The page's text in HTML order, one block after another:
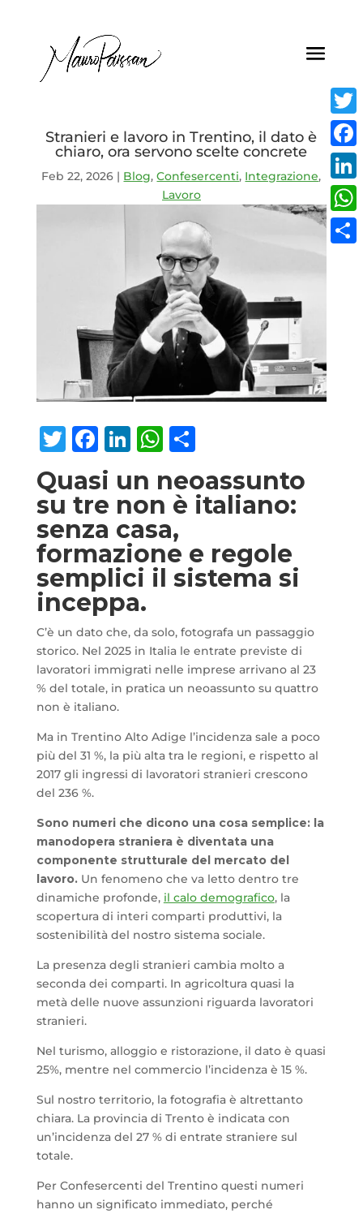
Stranieri e lavoro in Trentino, il dato è
chiaro, ora servono scelte concrete
Feb 22, 2026 | Blog,Confesercenti, Integrazione,
Lavoro
Twitter
Facebook
LinkedIn
WhatsApp
Condividi
Quasi un neoassunto
su tre non è italiano:
senza casa,
formazione e regole
semplici il sistema si
inceppa.
C’è un dato che, da solo, fotografa un passaggio
storico. Nel 2025 in Italia le entrate previste di
lavoratori immigrati nelle imprese arrivano al 23
% del totale, in pratica un neoassunto su quattro
non è italiano.
Ma in Trentino Alto Adige l’incidenza sale a poco
più del 31 %, la più alta tra le regioni, e rispetto al
2017 gli ingressi di lavoratori stranieri crescono
del 236 %.
Sono numeri che dicono una cosa semplice: la
manodopera straniera è diventata una
componente strutturale del mercato del
lavoro.Un fenomeno che va letto dentro tre
dinamiche profonde, il calo demografico, la
scopertura di interi comparti produttivi, la
sostenibilità del nostro sistema sociale.
La presenza degli stranieri cambia molto a
seconda dei comparti. In agricoltura quasi la
metà delle nuove assunzioni riguarda lavoratori
stranieri.
Nel turismo, alloggio e ristorazione, il dato è quasi
25%, mentre nel commercio l’incidenza è 15 %.
Sul nostro territorio, la fotografia è altrettanto
chiara. La provincia di Trento è indicata con
un’incidenza del 27 % di entrate straniere sul
totale.
Per Confesercenti del Trentino questi numeri
hanno un significato immediato, perché